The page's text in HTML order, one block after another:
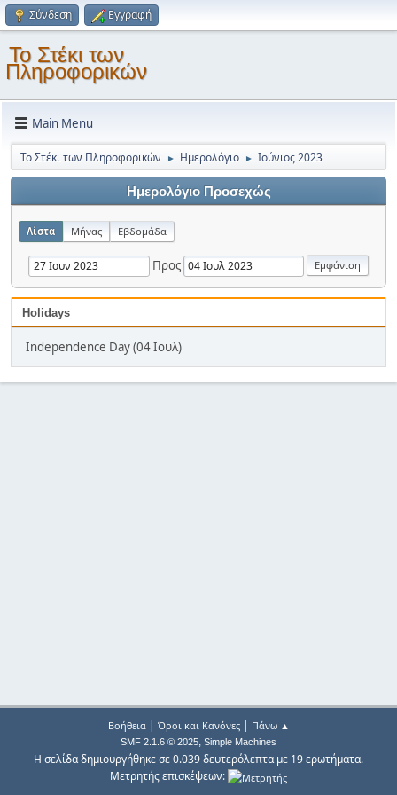
Σύνδεση Εγγραφή
Το Στέκι των
Πληροφορικών
Main Menu
Το Στέκι των Πληροφορικών ► Ημερολόγιο ► Ιούνιος 2023
Ημερολόγιο Προσεχώς
Λίστα Μήνας Εβδομάδα
Προς
Holidays
Independence Day (04 Ιουλ)
Βοήθεια| Όροι και Κανόνες| Πάνω ▲
SMF 2.1.6 © 2025, Simple Machines
Η σελίδα δημιουργήθηκε σε 0.039 δευτερόλεπτα με 19 ερωτήματα.
Μετρητής επισκέψεων: